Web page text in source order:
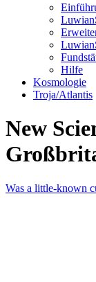
Hilfe
Kosmologie
Troja/Atlantis
New
Was a little-known